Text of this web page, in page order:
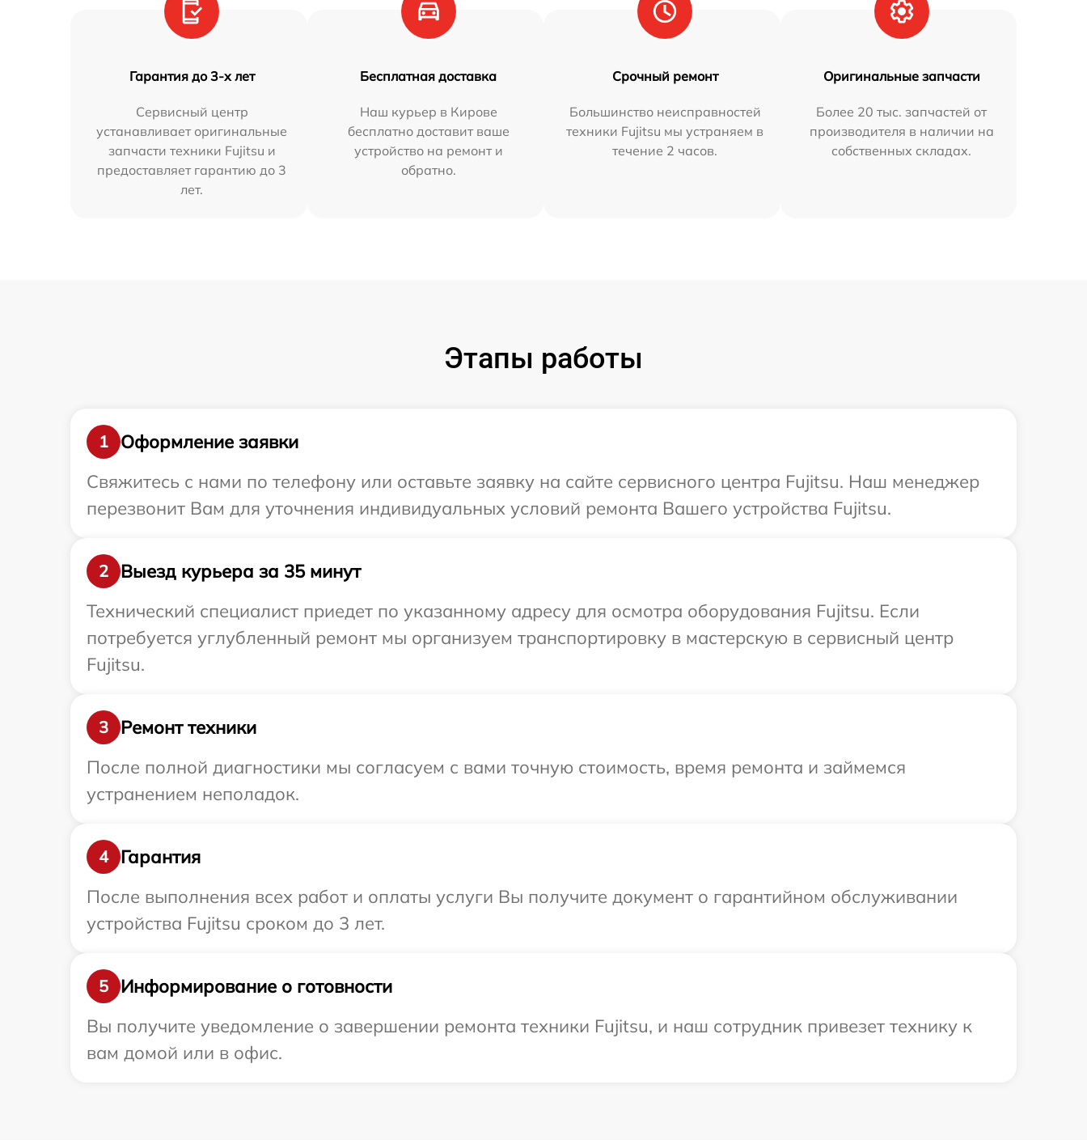
Гарантия до 3-х лет
Сервисный центр
устанавливает оригинальные
запчасти техники Fujitsu и
предоставляет гарантию до 3
лет.
Бесплатная доставка
Наш курьер в Кирове
бесплатно доставит ваше
устройство на ремонт и
обратно.
Срочный ремонт
Большинство неисправностей
техники Fujitsu мы устраняем в
течение 2 часов.
Оригинальные запчасти
Более 20 тыс. запчастей от
производителя в наличии на
собственных складах.
Этапы работы
1
Оформление заявки
Свяжитесь с нами по телефону или оставьте заявку на сайте сервисного центра Fujitsu. Наш менеджер
перезвонит Вам для уточнения индивидуальных условий ремонта Вашего устройства Fujitsu.
2
Выезд курьера за 35 минут
Технический специалист приедет по указанному адресу для осмотра оборудования Fujitsu. Если
потребуется углубленный ремонт мы организуем транспортировку в мастерскую в сервисный центр
Fujitsu.
3
Ремонт техники
После полной диагностики мы согласуем с вами точную стоимость, время ремонта и займемся
устранением неполадок.
4
Гарантия
После выполнения всех работ и оплаты услуги Вы получите документ о гарантийном обслуживании
устройства Fujitsu сроком до 3 лет.
5
Информирование о готовности
Вы получите уведомление о завершении ремонта техники Fujitsu, и наш сотрудник привезет технику к
вам домой или в офис.